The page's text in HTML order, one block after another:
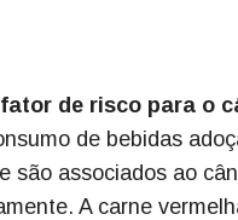
de risco para o
de bebidas
são associados ao
A carne